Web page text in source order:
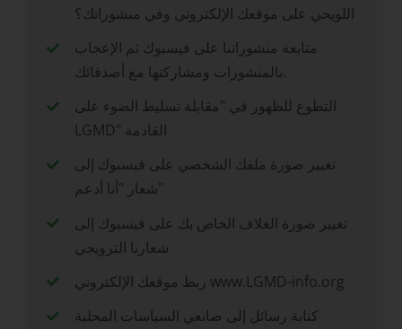
اللويحي على موقعك الإلكتروني وفي منشوراتك؟
متابعة منشوراتنا على فيسبوك ثم الإعجاب
بالمنشورات ومشاركتها مع أصدقائك.
التطوع للظهور في "مقابلة تسليط الضوء على
LGMD" القادمة
تغيير صورة ملفك الشخصي على فيسبوك إلى
شعار "أنا أدعم"
تغيير صورة الغلاف الخاص بك على فيسبوك إلى
شعارنا الترويجي
ربط موقعك الإلكتروني www.LGMD-info.org
كتابة رسائل إلى صانعي السياسات المحلية